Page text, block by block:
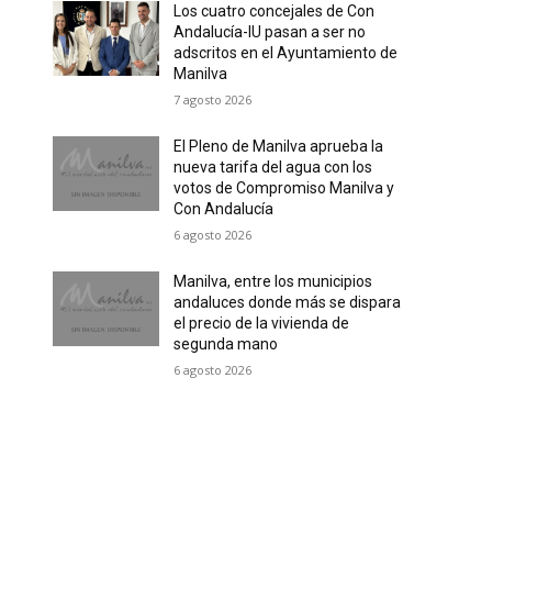
Los cuatro concejales de Con
Andalucía-IU pasan a ser no
adscritos en el Ayuntamiento de
Manilva
7 agosto 2026
El Pleno de Manilva aprueba la
nueva tarifa del agua con los
votos de Compromiso Manilva y
Con Andalucía
6 agosto 2026
Manilva, entre los municipios
andaluces donde más se dispara
el precio de la vivienda de
segunda mano
6 agosto 2026